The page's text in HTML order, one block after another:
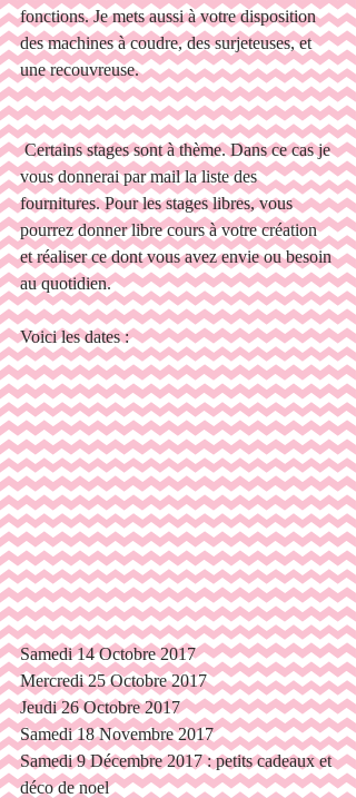
fonctions. Je mets aussi à votre disposition
des machines à coudre, des surjeteuses, et
une recouvreuse.
Certains stages sont à thème. Dans ce cas je
vous donnerai par mail la liste des
fournitures. Pour les stages libres, vous
pourrez donner libre cours à votre création
et réaliser ce dont vous avez envie ou besoin
au quotidien.
Voici les dates :
Samedi 14 Octobre 2017
Mercredi 25 Octobre 2017
Jeudi 26 Octobre 2017
Samedi 18 Novembre 2017
Samedi 9 Décembre 2017 : petits cadeaux et
déco de noel